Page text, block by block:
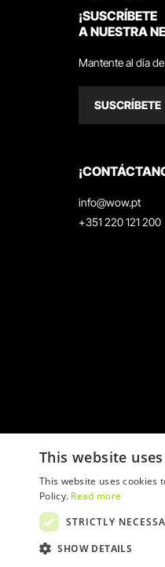
¡SUSCRÍBETE
A NUESTRA
Mantente al día
SUSCRÍBETE
info@wow.pt
+351 220 121 200
This website
This website uses cookies
Policy. Read more
STRICTLY
SHOW DETAILS